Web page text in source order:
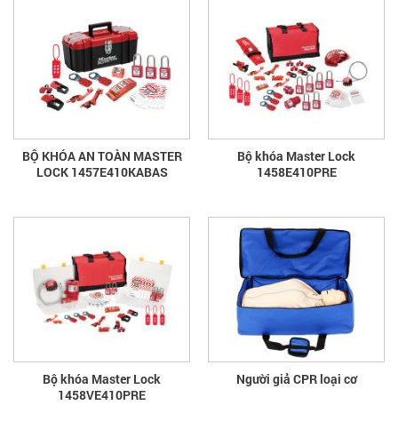
BỘ KHÓA AN TOÀN MASTER
LOCK 1457E410KABAS
Bộ khóa Master Lock
1458E410PRE
Bộ khóa Master Lock
1458VE410PRE
Người giả CPR loại cơ